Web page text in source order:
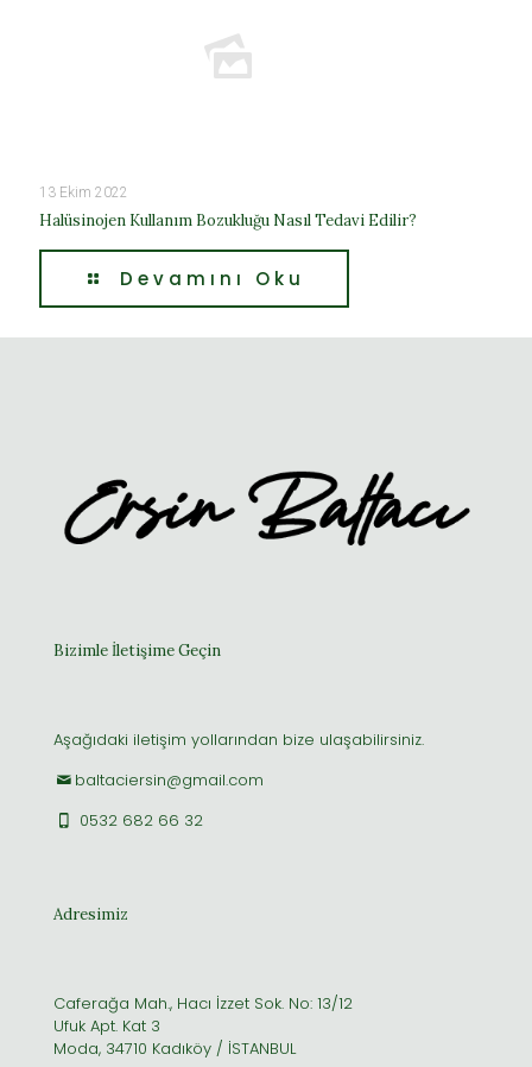
13 Ekim 2022
Halüsinojen Kullanım Bozukluğu Nasıl Tedavi Edilir?
Devamını Oku
Bizimle İletişime Geçin
Aşağıdaki iletişim yollarından bize ulaşabilirsiniz.
baltaciersin@gmail.com
0532 682 66 32
Adresimiz
Caferağa Mah., Hacı İzzet Sok. No: 13/12
Ufuk Apt. Kat 3
Moda, 34710 Kadıköy / İSTANBUL